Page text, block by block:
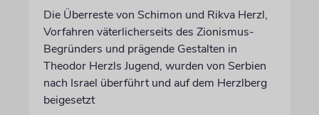
Die Überreste von Schimon und Rikva Herzl,
Vorfahren väterlicherseits des Zionismus-
Begründers und prägende Gestalten in
Theodor Herzls Jugend, wurden von Serbien
nach Israel überführt und auf dem Herzlberg
beigesetzt